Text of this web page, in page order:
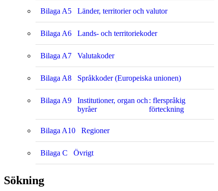
Bilaga A5 Länder, territorier och valutor
Bilaga A6 Lands- och territoriekoder
Bilaga A7 Valutakoder
Bilaga A8 Språkkoder (Europeiska unionen)
Bilaga A9
Institutioner, organ och
byråer
: flerspråkig
förteckning
Bilaga A10 Regioner
Bilaga C Övrigt
Sökning